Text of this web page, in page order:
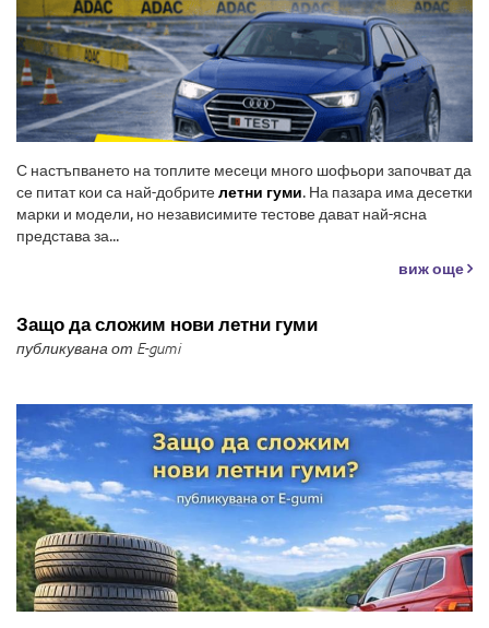
С настъпването на топлите месеци много шофьори започват да
се питат кои са най-добрителетни гуми. На пазара има десетки
марки и модели, но независимите тестове дават най-ясна
представа за...
виж още
Защо да сложим нови летни гуми
публикувана от E-gumi